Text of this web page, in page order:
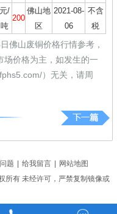
元/
吨
200
佛山地
区
2021-08-
06
不含
税
佛山废铜价格行情参考，
场价格为主，如发生的一
）无关，请周
题 给我留言
网站地图
所有 未经许可，严禁复制镜像或
-5